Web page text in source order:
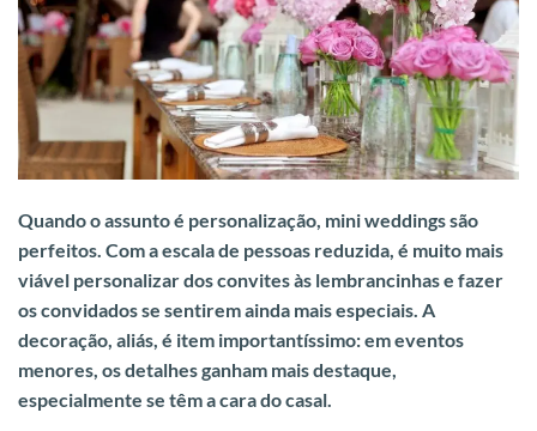
Quando o assunto é personalização, mini weddings são
perfeitos. Com a escala de pessoas reduzida, é muito mais
viável personalizar dos convites às lembrancinhas e fazer
os convidados se sentirem ainda mais especiais. A
decoração, aliás, é item importantíssimo: em eventos
menores, os detalhes ganham mais destaque,
especialmente se têm a cara do casal.